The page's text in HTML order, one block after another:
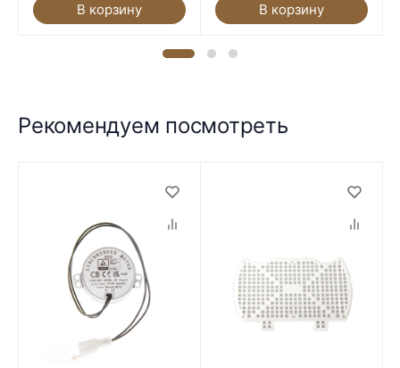
В корзину В корзину
Рекомендуем посмотреть